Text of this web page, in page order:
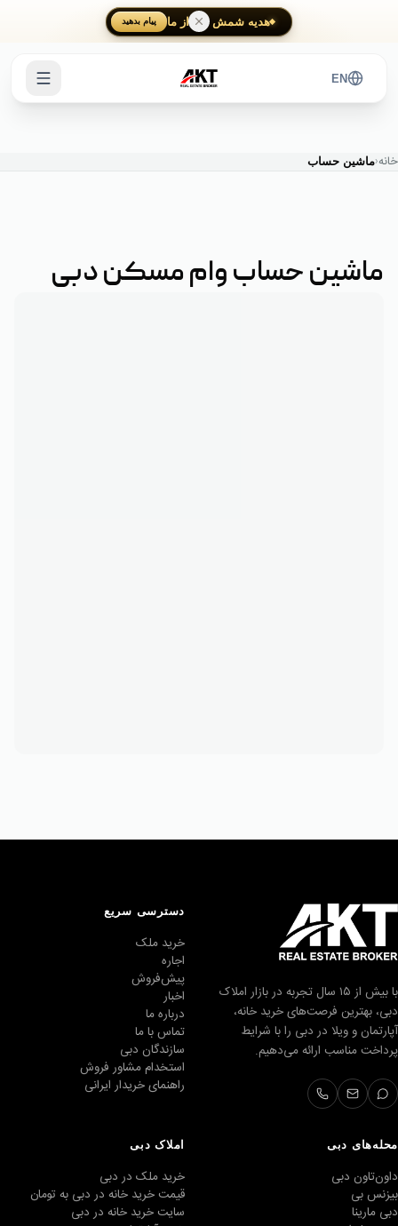
Skip to main contentهدیه شمش طلا از ما پیام بدهید
EN
خانه‹ماشین حساب
ماشین حساب وام مسکن دبی
با بیش از ۱۵ سال تجربه در بازار املاک
دبی، بهترین فرصت‌های خرید خانه،
آپارتمان و ویلا در دبی را با شرایط
پرداخت مناسب ارائه می‌دهیم.
دسترسی سریع
خرید ملک
اجاره
پیش‌فروش
اخبار
درباره ما
تماس با ما
سازندگان دبی
استخدام مشاور فروش
راهنمای خریدار ایرانی
محله‌های دبی
داون‌تاون دبی
بیزنس بی
دبی مارینا
املاک دبی
خرید ملک در دبی
قیمت خرید خانه در دبی به تومان
سایت خرید خانه در دبی